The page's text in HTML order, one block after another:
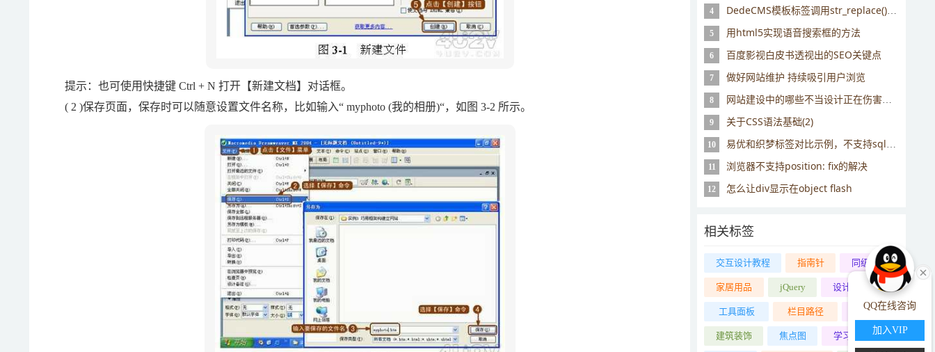
提示：也可使用快捷键 Ctrl + N 打开【新建文档】对话框。
( 2 )保存页面，保存时可以随意设置文件名称，比如输入“ myphoto (我的相册)“，如图 3-2 所示。
4 DedeCMS模板标签调用str_replace()替换函数的方法
5 用html5实现语音搜索框的方法
6 百度影视白皮书透视出的SEO关键点
7 做好网站维护 持续吸引用户浏览
8 网站建设中的哪些不当设计正在伤害你的用户体验？
9 关于CSS语法基础(2)
10 易优和织梦标签对比示例，不支持sql标签，可用其他标签代替
11 浏览器不支持position: fix的解决
12 怎么让div显示在object flash
相关标签
交互设计教程 指南针 同级栏目
家居用品 jQuery 设计入门教程
工具面板 栏目路径 dedems
建筑装饰 焦点图 学习交互设计
QQ在线咨询
加入VIP